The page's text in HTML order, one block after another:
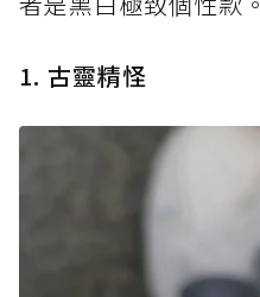
1. 古靈精怪